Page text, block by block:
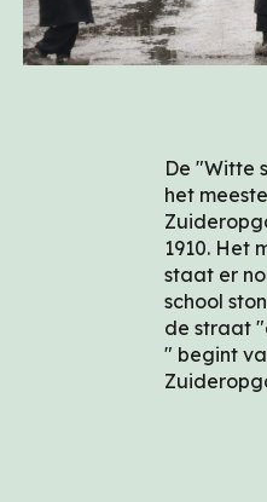
De "Witte
het
1910. Het
staat er
school
de straat
" begint